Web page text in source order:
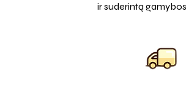
ir suderintą